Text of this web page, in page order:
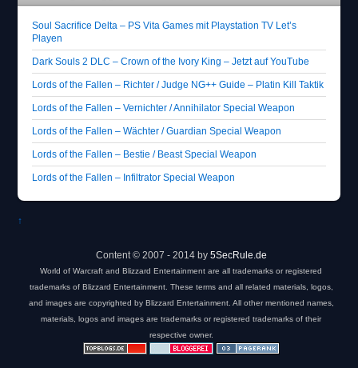
Soul Sacrifice Delta – PS Vita Games mit Playstation TV Let’s
Playen
Dark Souls 2 DLC – Crown of the Ivory King – Jetzt auf YouTube
Lords of the Fallen – Richter / Judge NG++ Guide – Platin Kill Taktik
Lords of the Fallen – Vernichter / Annihilator Special Weapon
Lords of the Fallen – Wächter / Guardian Special Weapon
Lords of the Fallen – Bestie / Beast Special Weapon
Lords of the Fallen – Infiltrator Special Weapon
↑
Content © 2007 - 2014 by 5SecRule.de
World of Warcraft and Blizzard Entertainment are all trademarks or registered
trademarks of Blizzard Entertainment. These terms and all related materials, logos,
and images are copyrighted by Blizzard Entertainment. All other mentioned names,
materials, logos and images are trademarks or registered trademarks of their
respective owner.